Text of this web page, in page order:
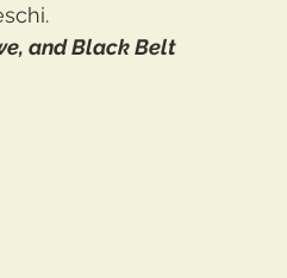
and Black Belt